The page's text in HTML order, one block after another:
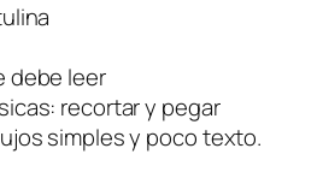
debe leer
recortar y pegar
simples y poco texto.